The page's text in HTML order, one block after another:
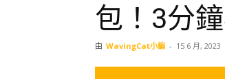
包！3分
由 WavingCat小編 - 15 6 月, 2023